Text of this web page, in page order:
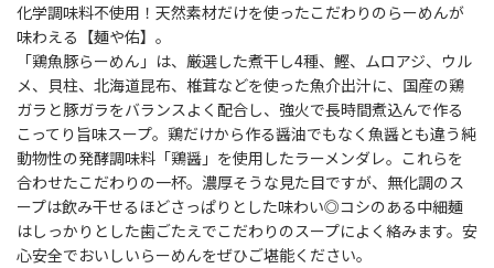
化学調味料不使用！天然素材だけを使ったこだわりのらーめんが
味わえる【麺や佑】。
「鶏魚豚らーめん」は、厳選した煮干し4種、鰹、ムロアジ、ウル
メ、貝柱、北海道昆布、椎茸などを使った魚介出汁に、国産の鶏
ガラと豚ガラをバランスよく配合し、強火で長時間煮込んで作る
こってり旨味スープ。鶏だけから作る醤油でもなく魚醤とも違う純
動物性の発酵調味料「鶏醤」を使用したラーメンダレ。これらを
合わせたこだわりの一杯。濃厚そうな見た目ですが、無化調のス
ープは飲み干せるほどさっぱりとした味わい◎コシのある中細麺
はしっかりとした歯ごたえでこだわりのスープによく絡みます。安
心安全でおいしいらーめんをぜひご堪能ください。